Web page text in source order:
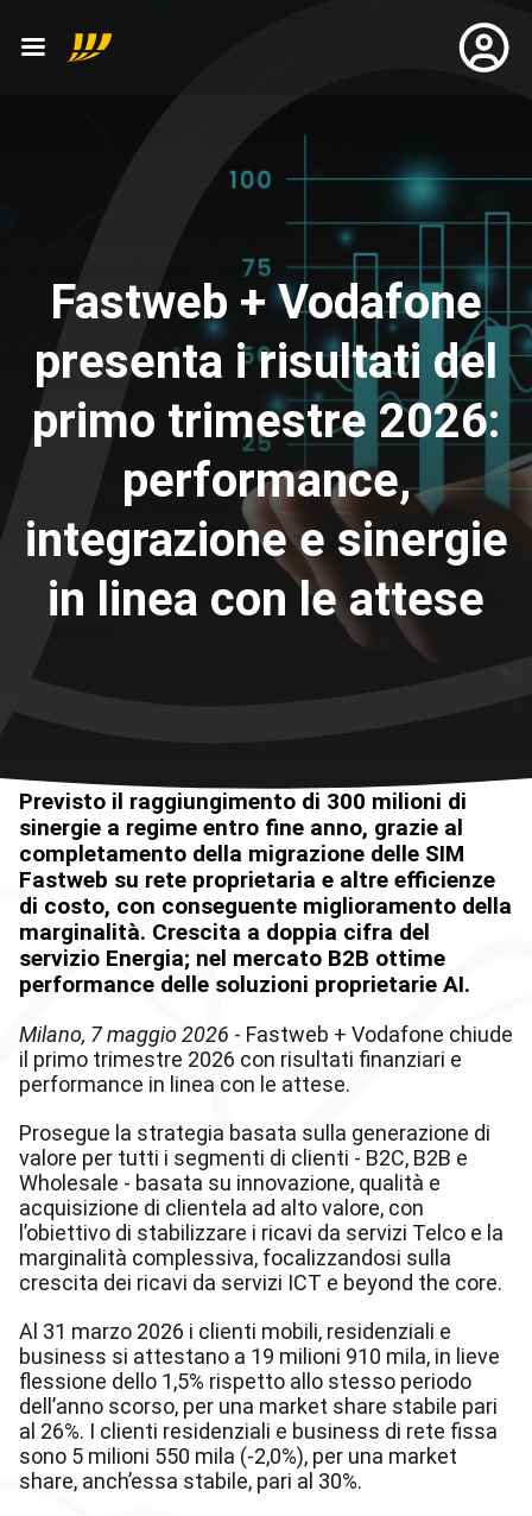
Fastweb + Vodafone
presenta i risultati del
primo trimestre 2026:
performance,
integrazione e sinergie
in linea con le attese
Previsto il raggiungimento di 300 milioni di
sinergie a regime entro fine anno, grazie al
completamento della migrazione delle SIM
Fastweb su rete proprietaria e altre efficienze
di costo, con conseguente miglioramento della
marginalità. Crescita a doppia cifra del
servizio Energia; nel mercato B2B ottime
performance delle soluzioni proprietarie AI.
Milano, 7 maggio 2026 - Fastweb + Vodafone chiude
il primo trimestre 2026 con risultati finanziari e
performance in linea con le attese.
Prosegue la strategia basata sulla generazione di
valore per tutti i segmenti di clienti - B2C, B2B e
Wholesale - basata su innovazione, qualità e
acquisizione di clientela ad alto valore, con
l’obiettivo di stabilizzare i ricavi da servizi Telco e la
marginalità complessiva, focalizzandosi sulla
crescita dei ricavi da servizi ICT e beyond the core.
Al 31 marzo 2026 i clienti mobili, residenziali e
business si attestano a 19 milioni 910 mila, in lieve
flessione dello 1,5% rispetto allo stesso periodo
dell’anno scorso, per una market share stabile pari
al 26%. I clienti residenziali e business di rete fissa
sono 5 milioni 550 mila (-2,0%), per una market
share, anch’essa stabile, pari al 30%.